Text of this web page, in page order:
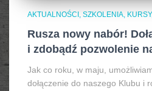
AKTUALNOŚCI, SZKOLENIA,
Rusza nowy nabór!
i zdobądź pozwolenie
Jak co roku, w maju,
dołączenie do naszego Klubu i